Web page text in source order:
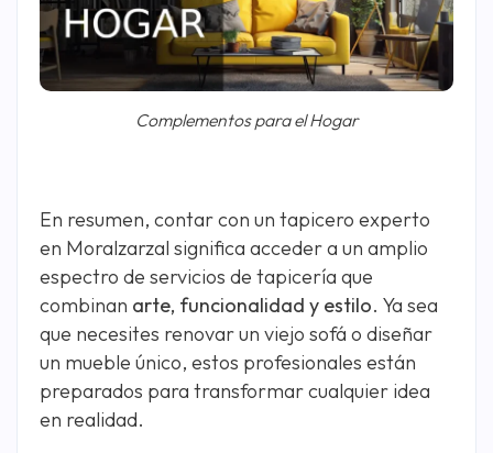
Complementos para el Hogar
En resumen, contar con un tapicero experto
en Moralzarzal significa acceder a un amplio
espectro de servicios de tapicería que
combinan arte, funcionalidad y estilo. Ya sea
que necesites renovar un viejo sofá o diseñar
un mueble único, estos profesionales están
preparados para transformar cualquier idea
en realidad.